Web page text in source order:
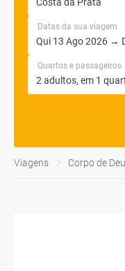
Datas da sua viagem
Quartos e passageiros
Viagens Corpo de